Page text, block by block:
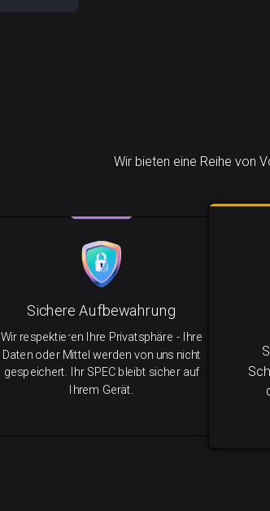
Wir bieten eine Reihe von
Sichere Aufbewahrung
Wir respektieren Ihre Privatsphäre - Ihre
Daten oder Mittel werden von uns nicht
gespeichert. Ihr SPEC bleibt sicher auf
Ihrem Gerät.